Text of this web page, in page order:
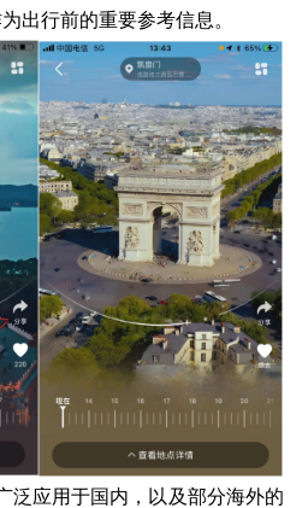
出行前的重要参考信息。
泛应用于国内，以及部分海外的